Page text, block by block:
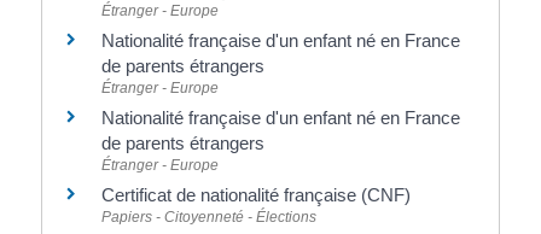
Étranger - Europe
Nationalité française d'un enfant né en France
de parents étrangers
Étranger - Europe
Nationalité française d'un enfant né en France
de parents étrangers
Étranger - Europe
Certificat de nationalité française (CNF)
Papiers - Citoyenneté - Élections